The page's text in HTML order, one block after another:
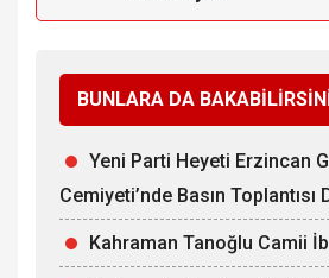
BUNLARA DA
Yeni Parti Heyeti Erzincan
Cemiyeti’nde Basın Toplantısı
Kahraman Tanoğlu Camii